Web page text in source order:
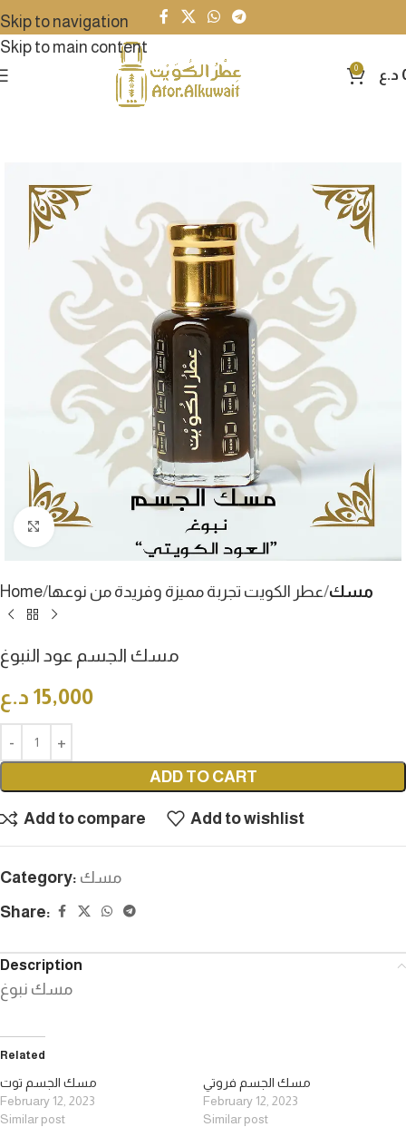
Skip to navigation
Skip to main content
0 د.ع
Click to enlarge
Home عطر الكويت تجربة مميزة وفريدة من نوعها مسك
مسك الجسم عود النبوغ
15,000 د.ع
ADD TO CART
Add to compare Add to wishlist
Category: مسك
Share:
Description
مسك نبوغ
Related
مسك الجسم توت
February 12, 2023
Similar post
مسك الجسم فروتي
February 12, 2023
Similar post